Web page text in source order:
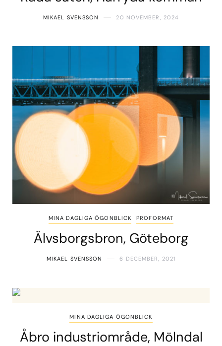
MIKAEL SVENSSON 20 NOVEMBER, 2024
MINA DAGLIGA ÖGONBLICK PROFORMAT
Älvsborgsbron, Göteborg
MIKAEL SVENSSON 6 DECEMBER, 2021
MINA DAGLIGA ÖGONBLICK
Åbro industriområde, Mölndal